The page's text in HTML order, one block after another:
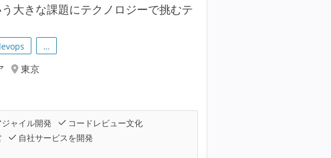
大きな課題にテクノロジーで挑むテ
…
東京
ジャイル開発
コードレビュー文化
自社サービスを開発